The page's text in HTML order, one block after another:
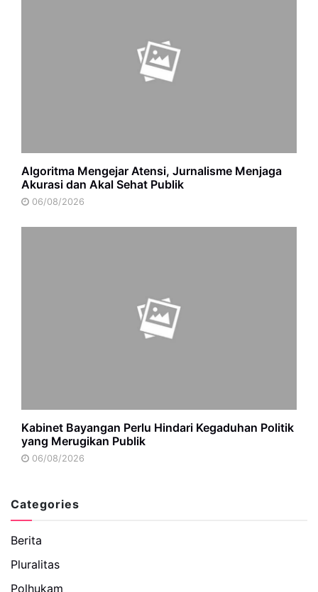
Algoritma Mengejar Atensi, Jurnalisme Menjaga
Akurasi dan Akal Sehat Publik
06/08/2026
Kabinet Bayangan Perlu Hindari Kegaduhan Politik
yang Merugikan Publik
06/08/2026
Categories
Berita
Pluralitas
Polhukam